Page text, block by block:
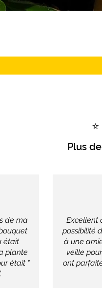
Plus de
de ma
était
plante
était "
Excellent
possibilité
à une
veille
ont